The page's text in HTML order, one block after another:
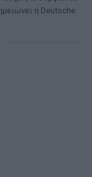
η Deutsche